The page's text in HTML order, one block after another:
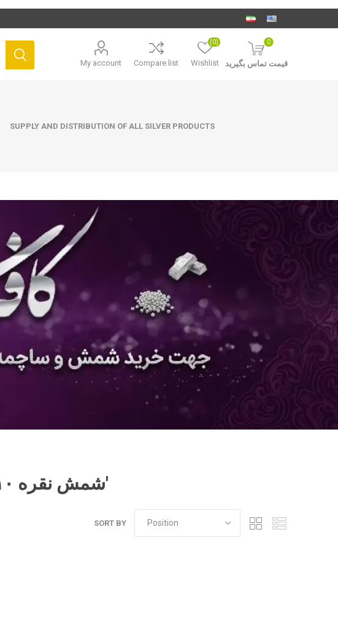
My account Compare list Wishlist
(0) 0
قیمت تماس بگیرید
SUPPLY AND DISTRIBUTION OF ALL SILVER PRODUCTS
Products tagged with 'شمش نقره ۱۰ گرمی'
SORT BY